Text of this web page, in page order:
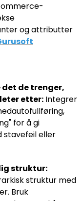
og attributter
det de trenger,
etter: Integrer
for å gi
stavefeil eller
struktur:
struktur med
Bruk